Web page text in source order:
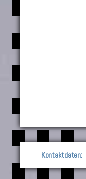
Kontaktdaten: